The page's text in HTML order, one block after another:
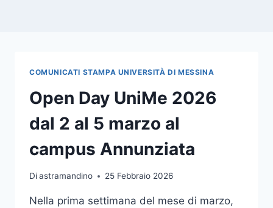
COMUNICATI STAMPA UNIVERSITÀ DI MESSINA
Open Day UniMe 2026
dal 2 al 5 marzo al
campus Annunziata
Diastramandino 25 Febbraio 2026
Nella prima settimana del mese di marzo,